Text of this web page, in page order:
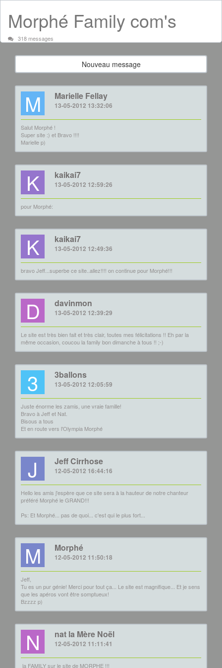
Morphé Family com's
318 messages
Nouveau message
M Marielle Fellay
13-05-2012 13:32:06
Salut Morphé !
Super site :) et Bravo !!!!
Marielle p)
K kaikai7
13-05-2012 12:59:26
pour Morphé:
K kaikai7
13-05-2012 12:49:36
bravo Jeff...superbe ce site..allez!!!! on continue pour Morphé!!!
D davinmon
13-05-2012 12:39:29
Le site est très bien fait et très clair, toutes mes félicitations !! Eh par la
même occasion, coucou la family bon dimanche à tous !! ;-)
3 3ballons
13-05-2012 12:05:59
Juste énorme les zamis, une vraie famille!
Bravo à Jeff et Nat.
Bisous a tous
Et en route vers l'Olympia Morphé
J Jeff Cirrhose
12-05-2012 16:44:16
Hello les amis j'espère que ce site sera à la hauteur de notre chanteur
préféré Morphé le GRAND!!!
Ps: Et Morphé... pas de quoi... c'est qui le plus fort...
M Morphé
12-05-2012 11:50:18
Jeff,
Tu es un pur génie! Merci pour tout ça... Le site est magnifique... Et je sens
que les apéros vont être somptueux!
Bzzzz p)
N nat la Mère Noël
12-05-2012 11:11:41
la FAMILY sur le site de MORPHE !!!